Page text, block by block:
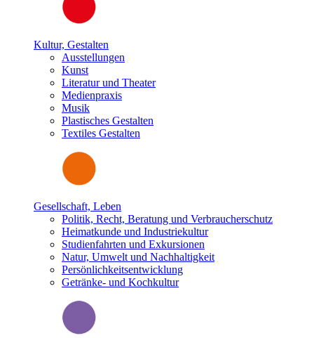
Kultur, Gestalten
Ausstellungen
Kunst
Literatur und Theater
Medienpraxis
Musik
Plastisches Gestalten
Textiles Gestalten
Gesellschaft, Leben
Politik, Recht, Beratung und Verbraucherschutz
Heimatkunde und Industriekultur
Studienfahrten und Exkursionen
Natur, Umwelt und Nachhaltigkeit
Persönlichkeitsentwicklung
Getränke- und Kochkultur